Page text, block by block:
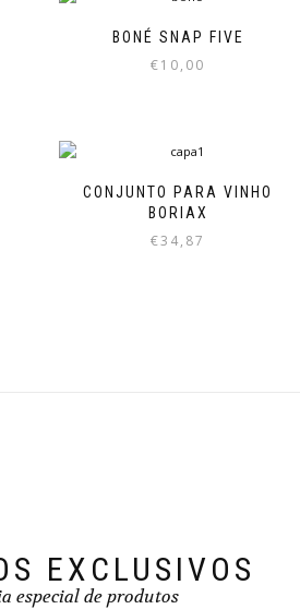
BONÉ SNAP FIVE
€10,00
multiple
variants.
The
may
CONJUNTO PARA VINHO
BORIAX
€34,87
EXCLUSIVOS
especial de produtos